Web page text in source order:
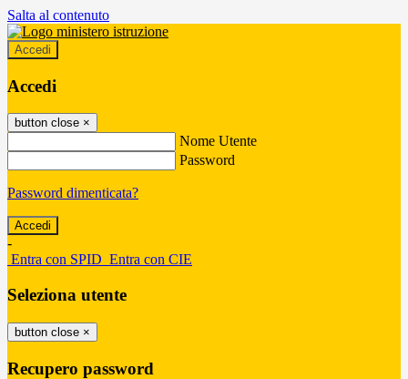
Salta al contenuto
Accedi
Accedi
button close ×
Nome Utente
Password
Password dimenticata?
-
Entra con SPID Entra con CIE
Seleziona utente
button close ×
Recupero password